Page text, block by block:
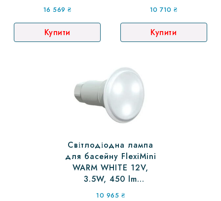
16 569₴
Купити
10 710₴
Купити
Світлодіодна лампа
для басейну FlexiMini
WARM WHITE 12V,
3.5W, 450 lm
(74400WW)
10 965 ₴